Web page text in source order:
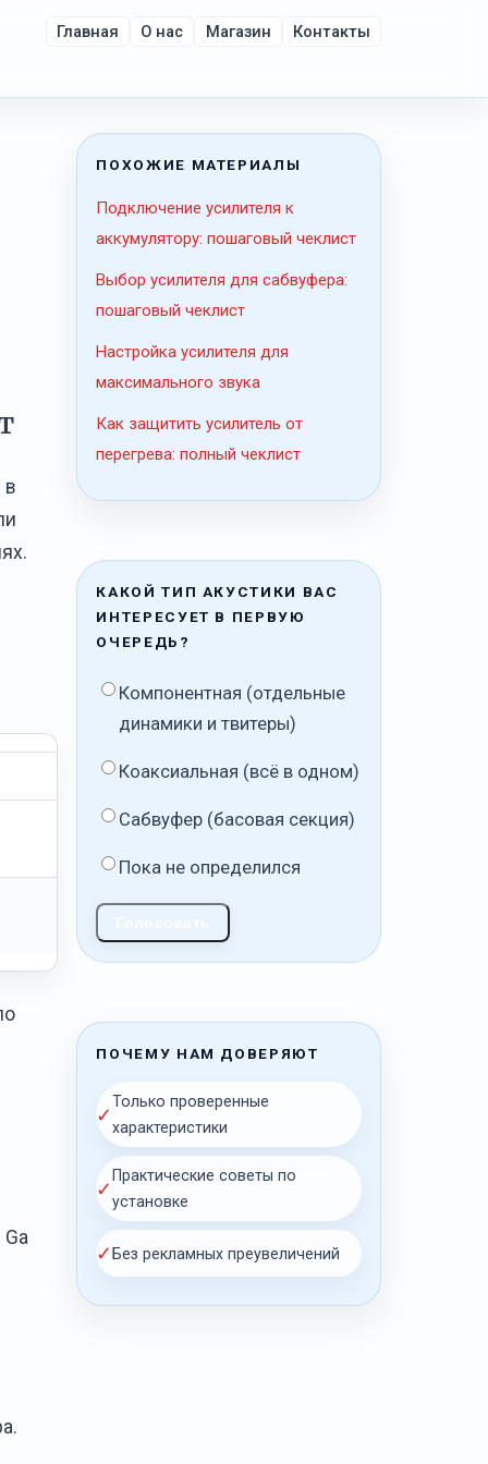
Главная О нас Магазин Контакты
в
ПОХОЖИЕ МАТЕРИАЛЫ
Подключение усилителя к
аккумулятору: пошаговый чеклист
Выбор усилителя для сабвуфера:
пошаговый чеклист
Настройка усилителя для
максимального звука
Как защитить усилитель от
перегрева: полный чеклист
КАКОЙ ТИП АКУСТИКИ ВАС
ИНТЕРЕСУЕТ В ПЕРВУЮ
ОЧЕРЕДЬ?
Компонентная (отдельные
динамики и твитеры)
Коаксиальная (всё в одном)
Сабвуфер (басовая секция)
Пока не определился
ПОЧЕМУ НАМ ДОВЕРЯЮТ
✓
Только проверенные
характеристики
✓
Практические советы по
установке
✓Без рекламных преувеличений